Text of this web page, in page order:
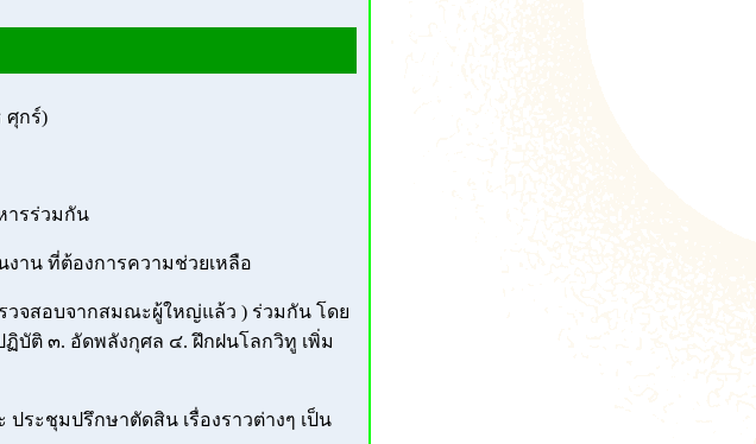
ศุกร์)
ารร่วมกัน
าน ที่ต้องการความช่วยเหลือ
วจสอบจากสมณะผู้ใหญ่แล้ว ) ร่วมกัน โดย
บัติ ๓. อัดพลังกุศล ๔. ฝึกฝนโลกวิทู เพิ่ม
ระชุมปรึกษาตัดสิน เรื่องราวต่างๆ เป็น